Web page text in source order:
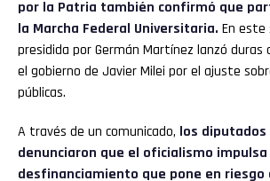
por la Patria también confirmó que
la Marcha Federal Universitaria. En este
presidida por Germán Martínez lanzó duras
el gobierno de Javier Milei por el ajuste
públicas.
A través de un comunicado, los
denunciaron que el oficialismo
desfinanciamiento que pone en riesgo